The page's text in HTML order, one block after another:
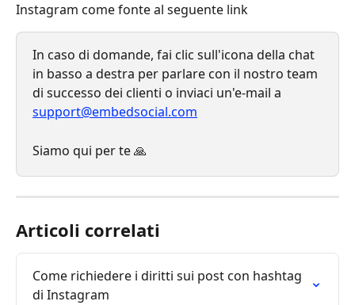
Instagram come fonte al seguente link
In caso di domande, fai clic sull'icona della chat
in basso a destra per parlare con il nostro team
di successo dei clienti o inviaci un'e-mail a
support@embedsocial.com
Siamo qui per te 🙏
Articoli correlati
Come richiedere i diritti sui post con hashtag
di Instagram